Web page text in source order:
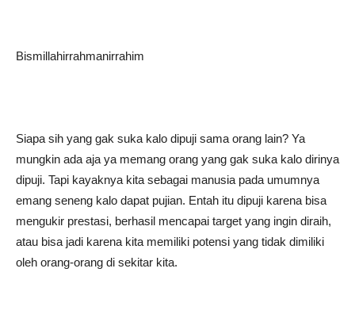
Bismillahirrahmanirrahim
Siapa sih yang gak suka kalo dipuji sama orang lain? Ya
mungkin ada aja ya memang orang yang gak suka kalo dirinya
dipuji. Tapi kayaknya kita sebagai manusia pada umumnya
emang seneng kalo dapat pujian. Entah itu dipuji karena bisa
mengukir prestasi, berhasil mencapai target yang ingin diraih,
atau bisa jadi karena kita memiliki potensi yang tidak dimiliki
oleh orang-orang di sekitar kita.